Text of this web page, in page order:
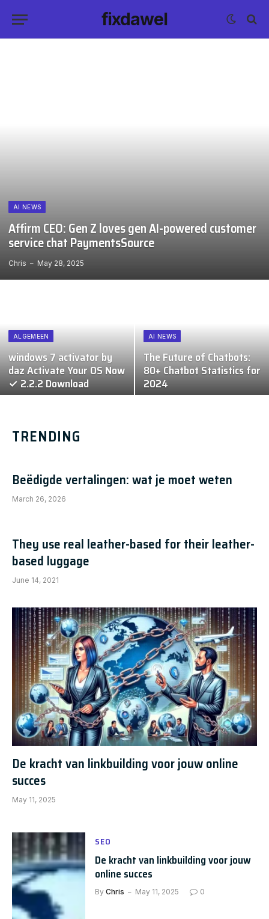
fixdawel
AI NEWS
Affirm CEO: Gen Z loves gen AI-powered customer
service chat PaymentsSource
Chris May 28, 2025
ALGEMEEN
windows 7 activator by
daz Activate Your OS Now
✓ 2.2.2 Download
AI NEWS
The Future of Chatbots:
80+ Chatbot Statistics for
2024
TRENDING
Beëdigde vertalingen: wat je moet weten
March 26, 2026
They use real leather-based for their leather-
based luggage
June 14, 2021
De kracht van linkbuilding voor jouw online
succes
May 11, 2025
SEO
De kracht van linkbuilding voor jouw
online succes
By Chris May 11, 2025 0